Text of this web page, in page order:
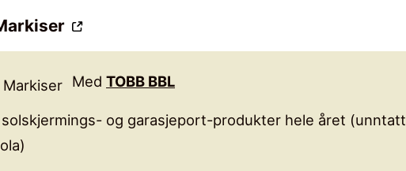
Med TOBB BBL
og garasjeport-produkter hele året (unntatt